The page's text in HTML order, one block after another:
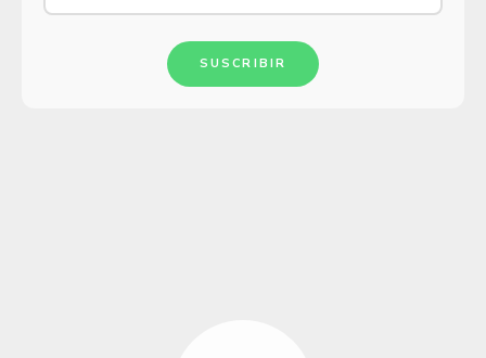
SUSCRIBIR